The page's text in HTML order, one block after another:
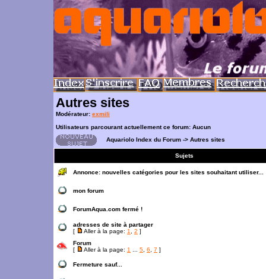
Autres sites
Modérateur: exmili
Utilisateurs parcourant actuellement ce forum: Aucun
Aquariolo Index du Forum -> Autres sites
Sujets
Annonce: nouvelles catégories pour les sites souhaitant utiliser...
mon forum
ForumAqua.com fermé !
adresses de site à partager
[
Aller à la page: 1 2 ]
Forum
[
Aller à la page: 1 5 6 7 ]
Fermeture sauf...